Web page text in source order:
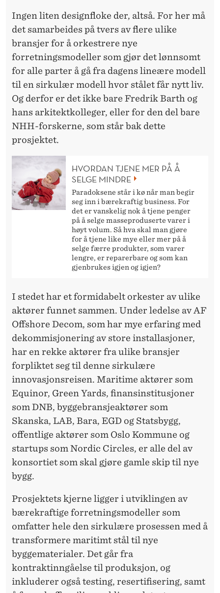
Ingen liten designfloke der, altså. For her må
det samarbeides på tvers av flere ulike
bransjer for å orkestrere nye
forretningsmodeller som gjør det lønnsomt
for alle parter å gå fra dagens lineære modell
til en sirkulær modell hvor stålet får nytt liv.
Og derfor er det ikke bare Fredrik Barth og
hans arkitektkolleger, eller for den del bare
NHH-forskerne, som står bak dette
prosjektet.
HVORDAN TJENE MER PÅ Å
SELGE MINDRE
Paradoksene står i kø når man begir
seg inn i bærekraftig business. For
det er vanskelig nok å tjene penger
på å selge masseproduserte varer i
høyt volum. Så hva skal man gjøre
for å tjene like mye eller mer på å
selge færre produkter, som varer
lengre, er reparerbare og som kan
gjenbrukes igjen og igjen?
I stedet har et formidabelt orkester av ulike
aktører funnet sammen. Under ledelse av AF
Offshore Decom, som har mye erfaring med
dekommisjonering av store installasjoner,
har en rekke aktører fra ulike bransjer
forpliktet seg til denne sirkulære
innovasjonsreisen. Maritime aktører som
Equinor, Green Yards, finansinstitusjoner
som DNB, byggebransjeaktører som
Skanska, LAB, Bara, EGD og Statsbygg,
offentlige aktører som Oslo Kommune og
startups som Nordic Circles, er alle del av
konsortiet som skal gjøre gamle skip til nye
bygg.
Prosjektets kjerne ligger i utviklingen av
bærekraftige forretningsmodeller som
omfatter hele den sirkulære prosessen med å
transformere maritimt stål til nye
byggematerialer. Det går fra
kontraktinngåelse til produksjon, og
inkluderer også testing, resertifisering, samt